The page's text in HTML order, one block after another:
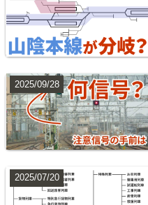
6
2025/09/28
2025/07/20